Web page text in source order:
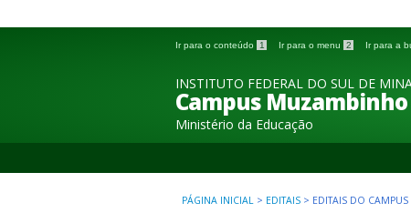
Ir para o conteúdo 1 Ir para o menu 2 Ir para a
INSTITUTO FEDERAL DO SUL DE
Campus Muzambinho
Ministério da Educação
PÁGINA INICIAL > EDITAIS > EDITAIS DO CAMPUS